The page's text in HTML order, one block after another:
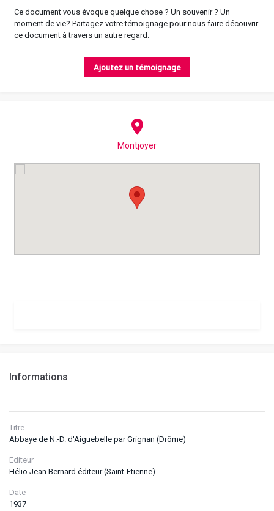
Informations
Titre
Abbaye de N.-D. d'Aiguebelle par Grignan (Drôme)
Editeur
Hélio Jean Bernard éditeur (Saint-Etienne)
Date
1937
Ce document vous évoque quelque chose ? Un souvenir ? Un
moment de vie? Partagez votre témoignage pour nous faire découvrir
ce document à travers un autre regard.
Ajoutez un témoignage
Montjoyer